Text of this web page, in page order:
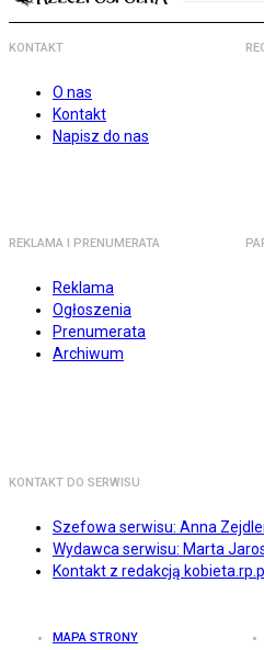
KONTAKT
O nas
Kontakt
Napisz do nas
REKLAMA I PRENUMERATA
Reklama
Ogłoszenia
Prenumerata
Archiwum
KONTAKT DO SERWISU
Szefowa serwisu: Anna
Wydawca serwisu: Marta
Kontakt z redakcją kobieta.rp.pl
MAPA STRONY